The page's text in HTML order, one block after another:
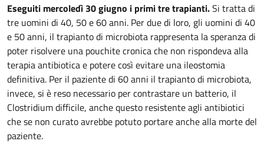
Eseguiti mercoledì 30 giugno i primi tre trapianti.Si tratta di
tre uomini di 40, 50 e 60 anni. Per due di loro, gli uomini di 40
e 50 anni, il trapianto di microbiota rappresenta la speranza di
poter risolvere una pouchite cronica che non rispondeva alla
terapia antibiotica e potere così evitare una ileostomia
definitiva. Per il paziente di 60 anni il trapianto di microbiota,
invece, si è reso necessario per contrastare un batterio, il
Clostridium difficile, anche questo resistente agli antibiotici
che se non curato avrebbe potuto portare anche alla morte del
paziente.